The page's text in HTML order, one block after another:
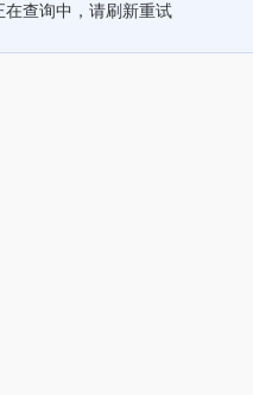
在查询中，请刷新重试